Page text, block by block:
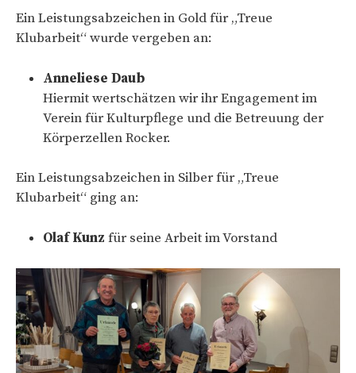
Ein Leistungsabzeichen in Gold für „Treue
Klubarbeit“ wurde vergeben an:
Anneliese Daub
Hiermit wertschätzen wir ihr Engagement im
Verein für Kulturpflege und die Betreuung der
Körperzellen Rocker.
Ein Leistungsabzeichen in Silber für „Treue
Klubarbeit“ ging an:
Olaf Kunz für seine Arbeit im Vorstand